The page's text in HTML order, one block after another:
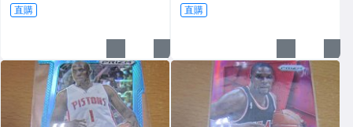
直購 直購